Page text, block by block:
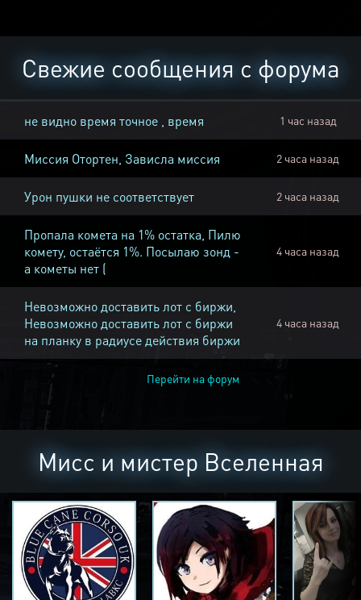
Свежие сообщения с форума
не видно время точное , время 1 час назад
Миссия Отортен, Зависла миссия 2 часа назад
Урон пушки не соответствует 2 часа назад
Пропала комета на 1% остатка, Пилю
комету, остаётся 1%. Посылаю зонд -
а кометы нет (
4 часа назад
Невозможно доставить лот с биржи,
Невозможно доставить лот с биржи
на планку в радиусе действия биржи
4 часа назад
Перейти на форум
Мисс и мистер Вселенная